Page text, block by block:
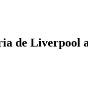
de Liverpool